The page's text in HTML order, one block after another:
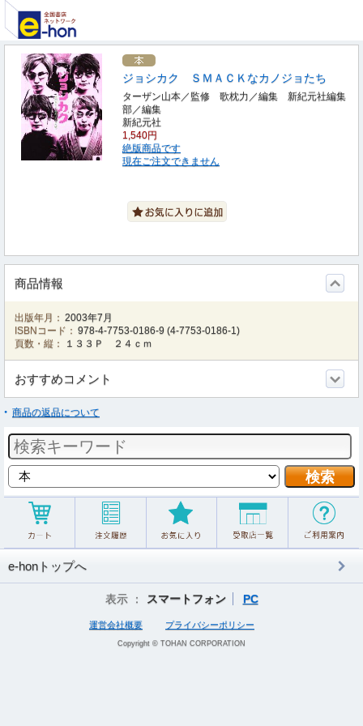
ジョシカク ＳＭＡＣＫなカノジョたち
ターザン山本／監修 歌枕力／編集 新紀元社編集
部／編集
新紀元社
1,540円
絶版商品です
現在ご注文できません
商品情報
出版年月： 2003年7月
ISBNコード： 978-4-7753-0186-9 (4-7753-0186-1)
頁数・縦：
１３３Ｐ ２４ｃｍ
おすすめコメント
商品の返品について
e-honトップへ
表示 ： スマートフォン PC
運営会社概要 プライバシーポリシー
Copyright © TOHAN CORPORATION